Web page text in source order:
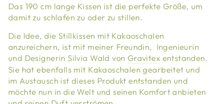
Das 190 cm lange Kissen ist die perfekte Größe, um
damit zu schlafen zu oder zu stillen.
Die Idee, die Stillkissen mit Kakaoschalen
anzureichern, ist mit meiner Freundin, Ingenieurin
und Designerin Silvia Wald von Gravitex entstanden.
Sie hat ebenfalls mit Kakaoschalen gearbeitet und
im Austausch ist dieses Produkt entstanden und
möchte nun in die Welt und seinen Komfort anbieten